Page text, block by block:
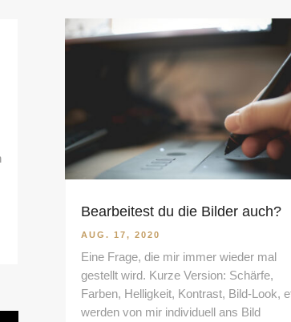
Bearbeitest du die Bilder auch?
AUG. 17, 2020
Eine Frage, die mir immer wieder mal
gestellt wird. Kurze Version: Schärfe,
Farben, Helligkeit, Kontrast, Bild-Look,
werden von mir individuell ans Bild